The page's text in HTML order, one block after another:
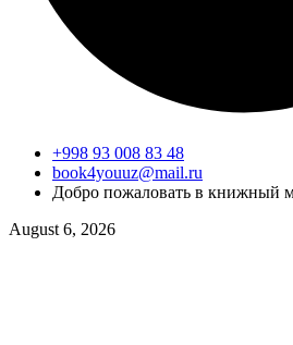
+998 93 008 83 48
book4youuz@mail.ru
Добро пожаловать в книжный
August 6, 2026